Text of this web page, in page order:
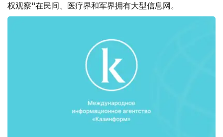
权观察"在民间、医疗界和军界拥有大型信息网。